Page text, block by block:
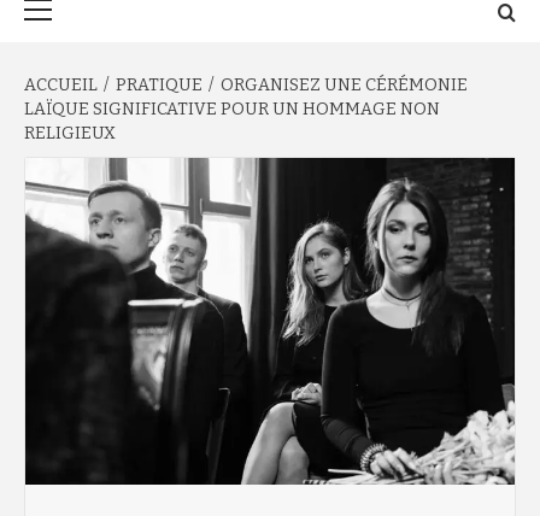
ACCUEIL PRATIQUE
ORGANISEZ UNE CÉRÉMONIE
LAÏQUE SIGNIFICATIVE POUR UN HOMMAGE NON
RELIGIEUX